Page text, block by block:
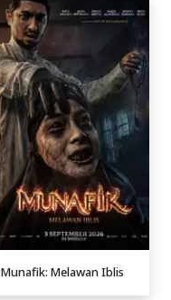
Munafik: Melawan Iblis